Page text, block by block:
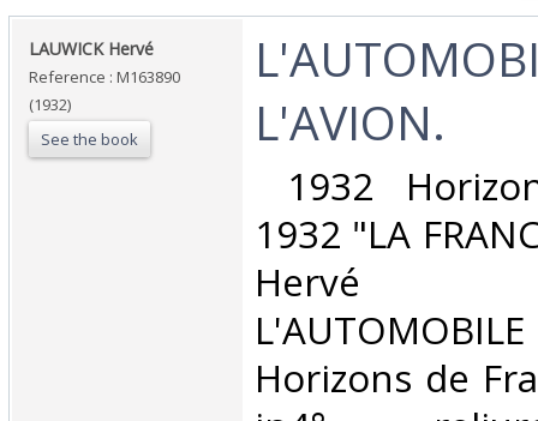
‎LAUWICK Hervé‎
Reference : M163890
(1932)
See the book
L'AVION.‎
1932
1932 "LA
Hervé
Horizons de